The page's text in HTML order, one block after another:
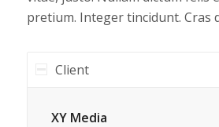
pretium. Integer tincidunt. Cras
Client
XY Media